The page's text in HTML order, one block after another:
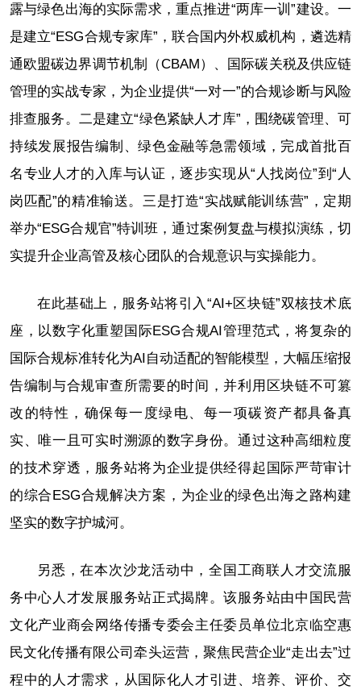
露与绿色出海的实际需求，重点推进“两库一训”建设。一
是建立“ESG合规专家库”，联合国内外权威机构，遴选精
通欧盟碳边界调节机制（CBAM）、国际碳关税及供应链
管理的实战专家，为企业提供“一对一”的合规诊断与风险
排查服务。二是建立“绿色紧缺人才库”，围绕碳管理、可
持续发展报告编制、绿色金融等急需领域，完成首批百
名专业人才的入库与认证，逐步实现从“人找岗位”到“人
岗匹配”的精准输送。三是打造“实战赋能训练营”，定期
举办“ESG合规官”特训班，通过案例复盘与模拟演练，切
实提升企业高管及核心团队的合规意识与实操能力。
在此基础上，服务站将引入“AI+区块链”双核技术底
座，以数字化重塑国际ESG合规AI管理范式，将复杂的
国际合规标准转化为AI自动适配的智能模型，大幅压缩报
告编制与合规审查所需要的时间，并利用区块链不可篡
改的特性，确保每一度绿电、每一项碳资产都具备真
实、唯一且可实时溯源的数字身份。通过这种高细粒度
的技术穿透，服务站将为企业提供经得起国际严苛审计
的综合ESG合规解决方案，为企业的绿色出海之路构建
坚实的数字护城河。
另悉，在本次沙龙活动中，全国工商联人才交流服
务中心人才发展服务站正式揭牌。该服务站由中国民营
文化产业商会网络传播专委会主任委员单位北京临空惠
民文化传播有限公司牵头运营，聚焦民营企业“走出去”过
程中的人才需求，从国际化人才引进、培养、评价、交